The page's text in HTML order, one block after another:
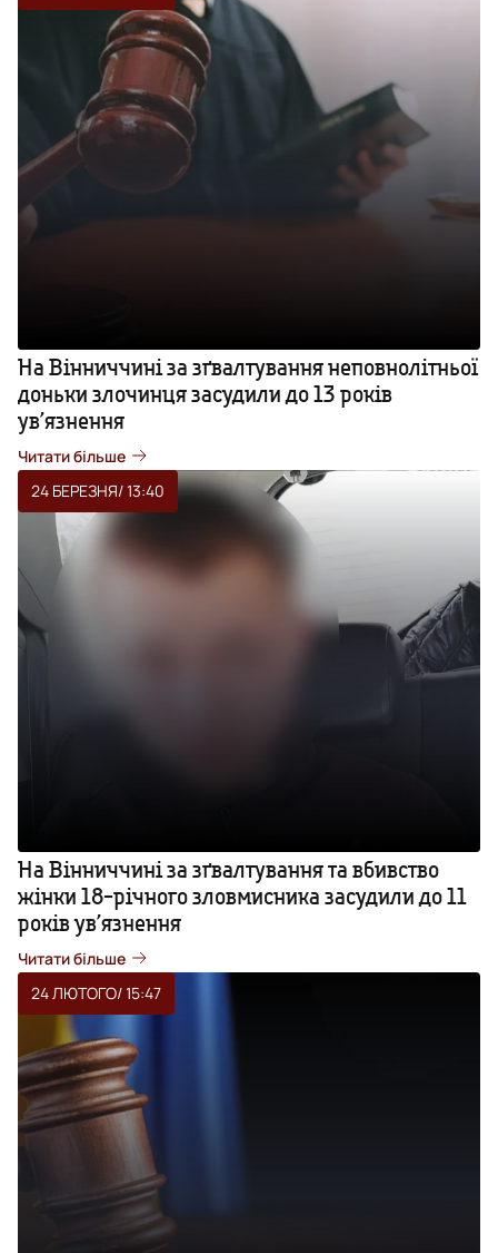
На Вінниччині за зґвалтування неповнолітньої
доньки злочинця засудили до 13 років
ув’язнення
Читати більше
24 БЕРЕЗНЯ/ 13:40
На Вінниччині за зґвалтування та вбивство
жінки 18-річного зловмисника засудили до 11
років ув’язнення
Читати більше
24 ЛЮТОГО/ 15:47